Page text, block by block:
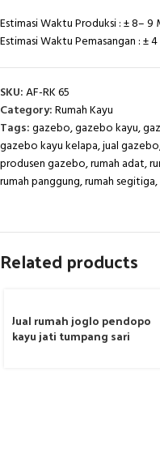
Estimasi Waktu Produksi : ± 8– 9
Estimasi Waktu Pemasangan : ±
SKU:AF-RK 65
Category:Rumah Kayu
Tags:gazebo,gazebo kayu,
gazebo kayu kelapa,jual gazebo
produsen gazebo,rumah adat,
rumah panggung,rumah segitiga,
Related products
Jual rumah joglo pendopo
kayu jati tumpang sari